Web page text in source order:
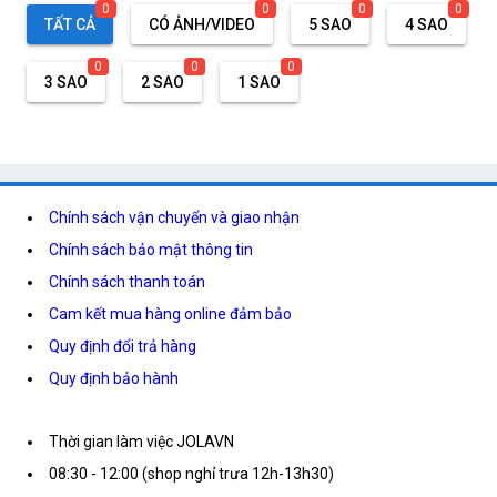
TẤT CẢ
0
CÓ ẢNH/VIDEO
0
5 SAO
0
4 SAO
0
3 SAO
0
2 SAO
0
1 SAO
0
Chính sách vận chuyển và giao nhận
Chính sách bảo mật thông tin
Chính sách thanh toán
Cam kết mua hàng online đảm bảo
Quy định đổi trả hàng
Quy định bảo hành
Thời gian làm việc JOLAVN
08:30 - 12:00 (shop nghỉ trưa 12h-13h30)